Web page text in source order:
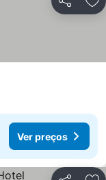
Partilhar
Ver preços